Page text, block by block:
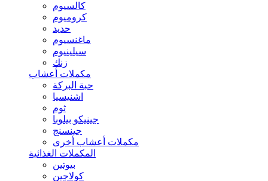
كالسيوم
كروميوم
حديد
ماغنسيوم
سيلينيوم
زنك
مكملات أعشاب
حبة البركة
اشنيسيا
ثوم
جينيكو بيلوبا
جينسنج
مكملات أعشاب أخرى
المكملات الغذائية
بيوتين
كولاجين